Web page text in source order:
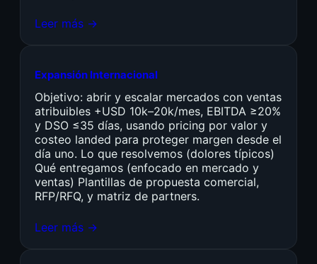
Leer más →
Expansión Internacional
Objetivo: abrir y escalar mercados con ventas
atribuibles +USD 10k–20k/mes, EBITDA ≥20%
y DSO ≤35 días, usando pricing por valor y
costeo landed para proteger margen desde el
día uno. Lo que resolvemos (dolores típicos)
Qué entregamos (enfocado en mercado y
ventas) Plantillas de propuesta comercial,
RFP/RFQ, y matriz de partners.
Leer más →